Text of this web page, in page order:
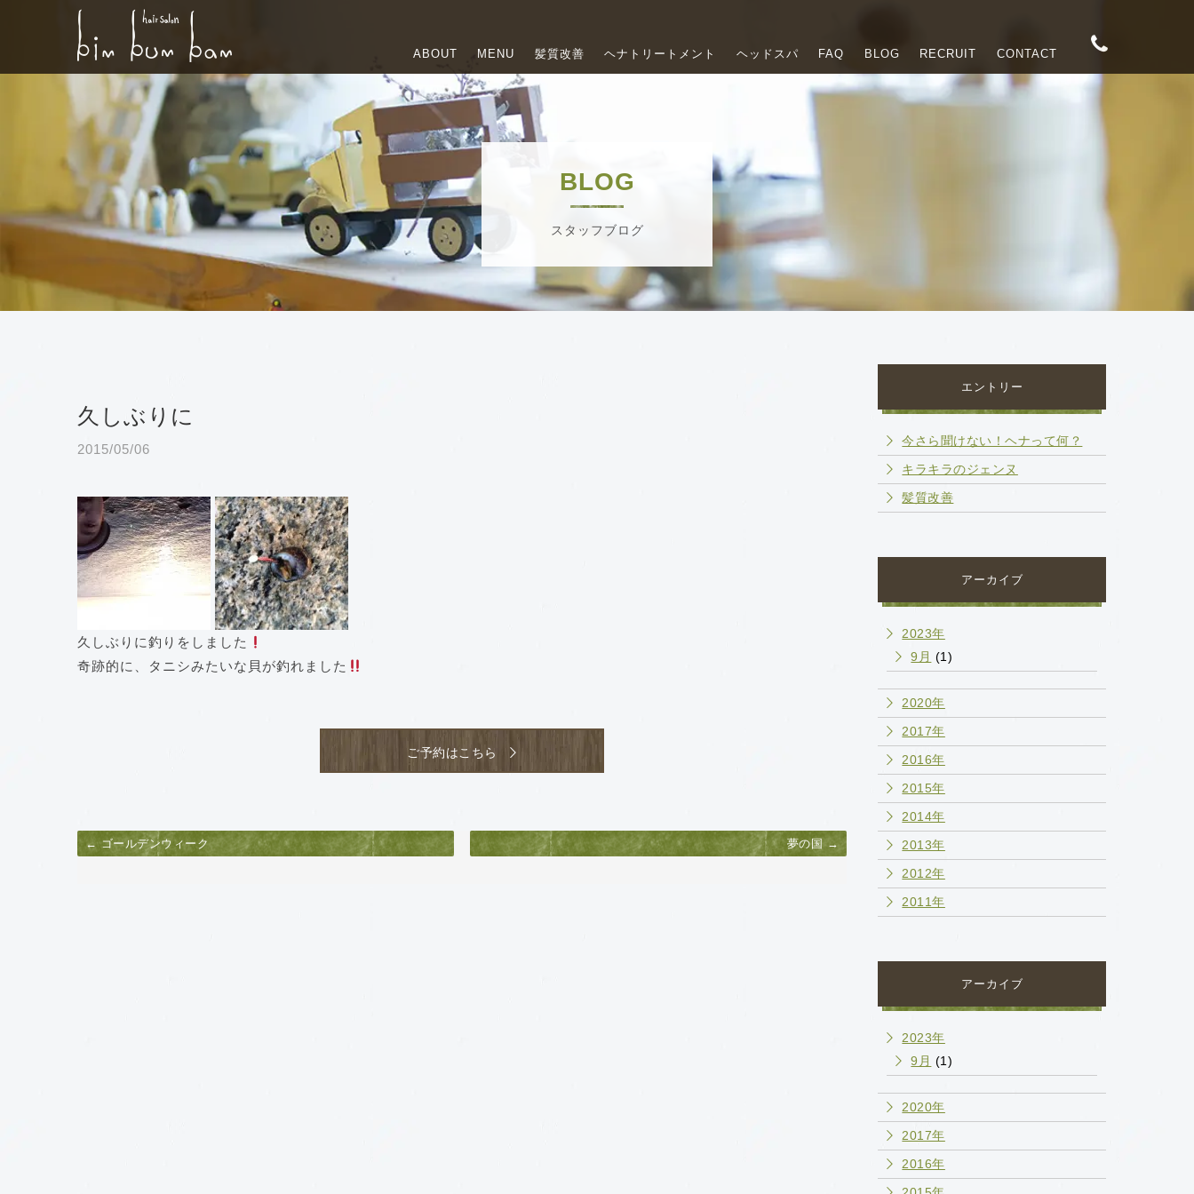
ABOUT MENU 髪質改善 ヘナトリートメント ヘッドスパ FAQ BLOG RECRUIT CONTACT
BLOG
スタッフブログ
久しぶりに
2015/05/06
久しぶりに釣りをしました
奇跡的に、タニシみたいな貝が釣れました
ご予約はこちら
← ゴールデンウィーク 夢の国 →
エントリー
今さら聞けない！ヘナって何？
キラキラのジェンヌ
髪質改善
アーカイブ
2023年
9月 (1)
2020年
2017年
2016年
2015年
2014年
2013年
2012年
2011年
アーカイブ
2023年
9月 (1)
2020年
2017年
2016年